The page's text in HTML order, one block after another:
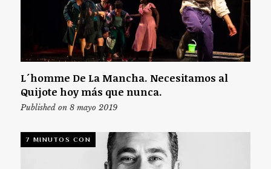
L´homme De La Mancha. Necesitamos al
Quijote hoy más que nunca.
Published on 8 mayo 2019
7 MINUTOS CON